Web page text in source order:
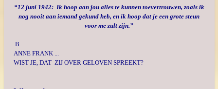
“12 juni 1942: Ik hoop aan jou alles te kunnen toevertrouwen, zoals ik
nog nooit aan iemand gekund heb, en ik hoop dat je een grote steun
voor me zult zijn.”
B
ANNE FRANK ...
WIST JE, DAT ZIJ OVER GELOVEN SPREEKT?